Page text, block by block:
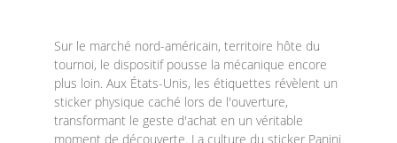
Sur le marché nord-américain, territoire hôte du
tournoi, le dispositif pousse la mécanique encore
plus loin. Aux États-Unis, les étiquettes révèlent un
sticker physique caché lors de l'ouverture,
transformant le geste d'achat en un véritable
moment de découverte. La culture du sticker Panini